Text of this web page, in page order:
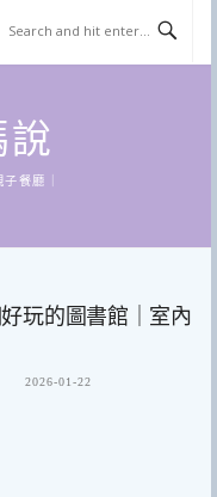
說
餐廳｜
玩的圖書館｜室內
2026-01-22